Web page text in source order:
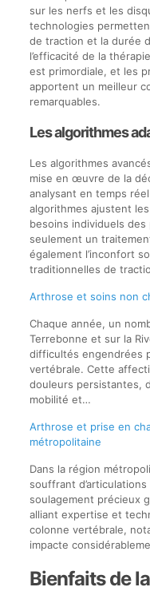
sur les nerfs et les
technologies
de traction et la durée
l’efficacité de la
est primordiale, et les
apportent un meilleur
remarquables.
Les algorithmes
Les algorithmes
mise en œuvre de la
analysant en temps
algorithmes ajustent
besoins individuels
seulement un
également l’inconfort
traditionnelles de
Arthrose et soins non
Chaque année, un
Terrebonne et sur la
difficultés engendrées
vertébrale. Cette
douleurs persistantes,
mobilité et…
Arthrose et prise en
métropolitaine
Dans la région
souffrant
soulagement précieux
alliant expertise et
colonne vertébrale,
impacte
Bienfaits de